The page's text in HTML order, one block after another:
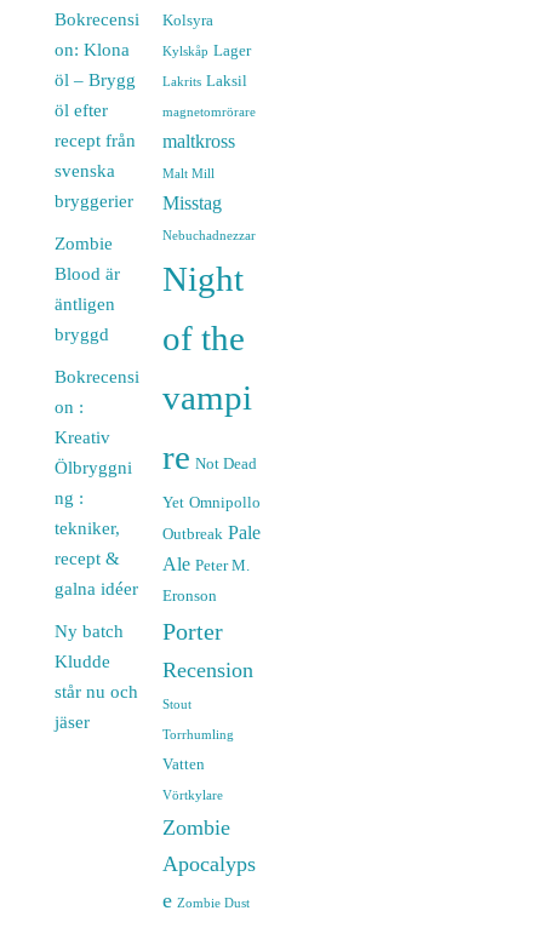
Bokrecensi
on: Klona
öl – Brygg
öl efter
recept från
svenska
bryggerier
Zombie
Blood är
äntligen
bryggd
Bokrecensi
on :
Kreativ
Ölbryggni
ng :
tekniker,
recept &
galna idéer
Ny batch
Kludde
står nu och
jäser
Kolsyra
Kylskåp Lager
Lakrits Laksil
magnetomrörare
maltkross
Malt Mill
Misstag
Nebuchadnezzar
Night
of the
vampi
re Not Dead
Yet Omnipollo
Outbreak Pale
Ale Peter M.
Eronson
Porter
Recension
Stout
Torrhumling
Vatten
Vörtkylare
Zombie
Apocalyps
e Zombie Dust